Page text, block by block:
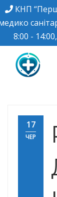
КНП
8:00 -
17
ЧЕР